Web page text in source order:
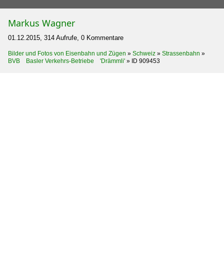
Markus Wagner
01.12.2015, 314 Aufrufe, 0 Kommentare
Bilder und Fotos von Eisenbahn und Zügen » Schweiz » Strassenbahn »
BVB Basler Verkehrs-Betriebe 'Drämmli' » ID 909453